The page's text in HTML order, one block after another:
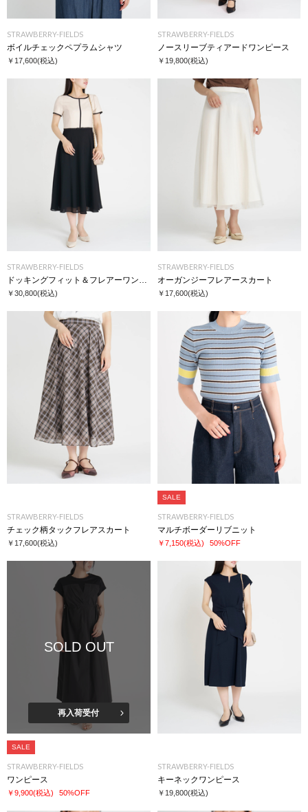
STRAWBERRY-FIELDS
ボイルチェックペプラムシャツ
￥17,600(税込)
STRAWBERRY-FIELDS
ノースリーブティアードワンピース
￥19,800(税込)
STRAWBERRY-FIELDS
￥30,800(税込)
STRAWBERRY-FIELDS
オーガンジーフレアースカート
￥17,600(税込)
STRAWBERRY-FIELDS
チェック柄タックフレアスカート
￥17,600(税込)
SALE
STRAWBERRY-FIELDS
マルチボーダーリブニット
￥7,150(税込) 50%OFF
SOLD OUT
再入荷受付
SALE
STRAWBERRY-FIELDS
ワンピース
￥9,900(税込) 50%OFF
STRAWBERRY-FIELDS
キーネックワンピース
￥19,800(税込)